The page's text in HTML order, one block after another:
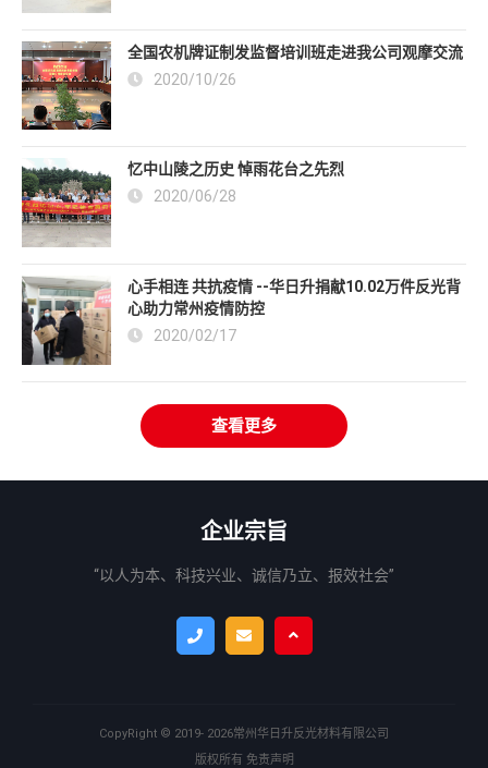
全国农机牌证制发监督培训班走进我公司观摩交流
2020/10/26
忆中山陵之历史 悼雨花台之先烈
2020/06/28
心手相连 共抗疫情 --华日升捐献10.02万件反光背
心助力常州疫情防控
2020/02/17
查看更多
企业宗旨
“以人为本、科技兴业、诚信乃立、报效社会”
CopyRight © 2019- 2026常州华日升反光材料有限公司
版权所有 免责声明